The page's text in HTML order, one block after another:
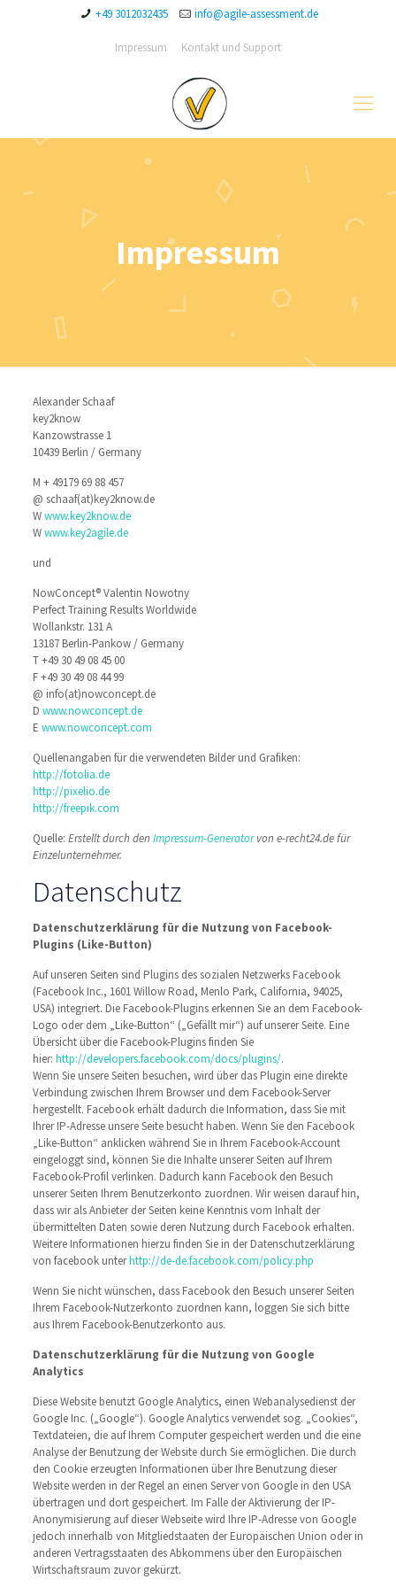
+49 3012032435 info@agile-assessment.de
Impressum Kontakt und Support
Impressum
Alexander Schaaf
key2know
Kanzowstrasse 1
10439 Berlin / Germany
M + 49179 69 88 457
@ schaaf(at)key2know.de
Wwww.key2know.de
Wwww.key2agile.de
und
NowConcept® Valentin Nowotny
Perfect Training Results Worldwide
Wollankstr. 131 A
13187 Berlin-Pankow / Germany
T +49 30 49 08 45 00
F +49 30 49 08 44 99
@ info(at)nowconcept.de
D www.nowconcept.de
E www.nowconcept.com
Quellenangaben für die verwendeten Bilder und Grafiken:
http://fotolia.de
http://pixelio.de
http://freepik.com
Quelle: Erstellt durch den Impressum-Generatorvon e-recht24.de für
Einzelunternehmer.
Datenschutz
Datenschutzerklärung für die Nutzung von Facebook-
Plugins (Like-Button)
Auf unseren Seiten sind Plugins des sozialen Netzwerks Facebook
(Facebook Inc., 1601 Willow Road, Menlo Park, California, 94025,
USA) integriert. Die Facebook-Plugins erkennen Sie an dem Facebook-
Logo oder dem „Like-Button“ („Gefällt mir“) auf unserer Seite. Eine
Übersicht über die Facebook-Plugins finden Sie
hier: http://developers.facebook.com/docs/plugins/.
Wenn Sie unsere Seiten besuchen, wird über das Plugin eine direkte
Verbindung zwischen Ihrem Browser und dem Facebook-Server
hergestellt. Facebook erhält dadurch die Information, dass Sie mit
Ihrer IP-Adresse unsere Seite besucht haben. Wenn Sie den Facebook
„Like-Button“ anklicken während Sie in Ihrem Facebook-Account
eingeloggt sind, können Sie die Inhalte unserer Seiten auf Ihrem
Facebook-Profil verlinken. Dadurch kann Facebook den Besuch
unserer Seiten Ihrem Benutzerkonto zuordnen. Wir weisen darauf hin,
dass wir als Anbieter der Seiten keine Kenntnis vom Inhalt der
übermittelten Daten sowie deren Nutzung durch Facebook erhalten.
Weitere Informationen hierzu finden Sie in der Datenschutzerklärung
von facebook unterhttp://de-de.facebook.com/policy.php
Wenn Sie nicht wünschen, dass Facebook den Besuch unserer Seiten
Ihrem Facebook-Nutzerkonto zuordnen kann, loggen Sie sich bitte
aus Ihrem Facebook-Benutzerkonto aus.
Datenschutzerklärung für die Nutzung von Google
Analytics
Diese Website benutzt Google Analytics, einen Webanalysedienst der
Google Inc. („Google“). Google Analytics verwendet sog. „Cookies“,
Textdateien, die auf Ihrem Computer gespeichert werden und die eine
Analyse der Benutzung der Website durch Sie ermöglichen. Die durch
den Cookie erzeugten Informationen über Ihre Benutzung dieser
Website werden in der Regel an einen Server von Google in den USA
übertragen und dort gespeichert. Im Falle der Aktivierung der IP-
Anonymisierung auf dieser Webseite wird Ihre IP-Adresse von Google
jedoch innerhalb von Mitgliedstaaten der Europäischen Union oder in
anderen Vertragsstaaten des Abkommens über den Europäischen
Wirtschaftsraum zuvor gekürzt.